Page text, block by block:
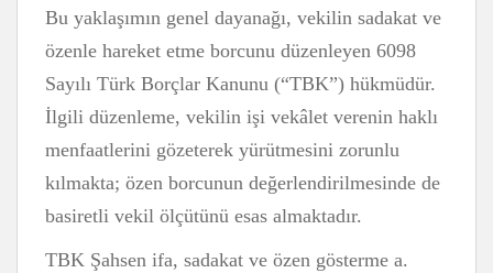
Bu yaklaşımın genel dayanağı, vekilin sadakat ve
özenle hareket etme borcunu düzenleyen 6098
Sayılı Türk Borçlar Kanunu (“TBK”) hükmüdür.
İlgili düzenleme, vekilin işi vekâlet verenin haklı
menfaatlerini gözeterek yürütmesini zorunlu
kılmakta; özen borcunun değerlendirilmesinde de
basiretli vekil ölçütünü esas almaktadır.
TBK Şahsen ifa, sadakat ve özen gösterme a.